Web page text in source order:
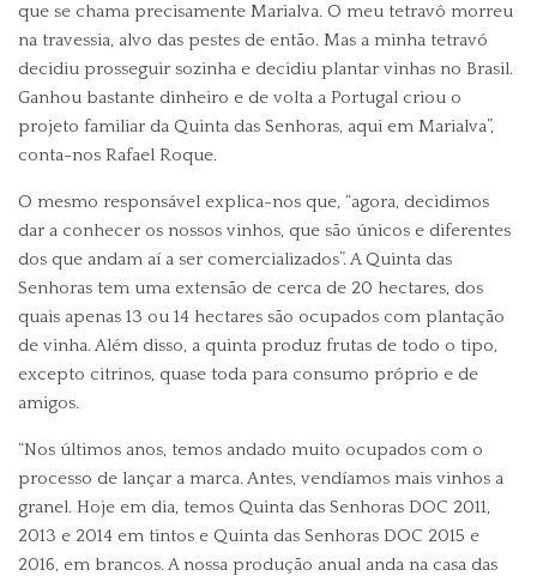
que se chama precisamente Marialva. O meu tetravô morreu
na travessia, alvo das pestes de então. Mas a minha tetravó
decidiu prosseguir sozinha e decidiu plantar vinhas no Brasil.
Ganhou bastante dinheiro e de volta a Portugal criou o
projeto familiar da Quinta das Senhoras, aqui em Marialva”,
conta-nos Rafael Roque.
O mesmo responsável explica-nos que, “agora, decidimos
dar a conhecer os nossos vinhos, que são únicos e diferentes
dos que andam aí a ser comercializados”. A Quinta das
Senhoras tem uma extensão de cerca de 20 hectares, dos
quais apenas 13 ou 14 hectares são ocupados com plantação
de vinha. Além disso, a quinta produz frutas de todo o tipo,
excepto citrinos, quase toda para consumo próprio e de
amigos.
“Nos últimos anos, temos andado muito ocupados com o
processo de lançar a marca. Antes, vendíamos mais vinhos a
granel. Hoje em dia, temos Quinta das Senhoras DOC 2011,
2013 e 2014 em tintos e Quinta das Senhoras DOC 2015 e
2016, em brancos. A nossa produção anual anda na casa das